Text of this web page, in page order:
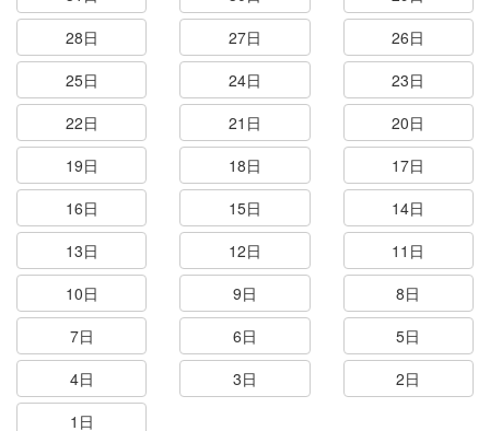
28日
27日
26日
25日
24日
23日
22日
21日
20日
19日
18日
17日
16日
15日
14日
13日
12日
11日
10日
9日
8日
7日
6日
5日
4日
3日
2日
1日